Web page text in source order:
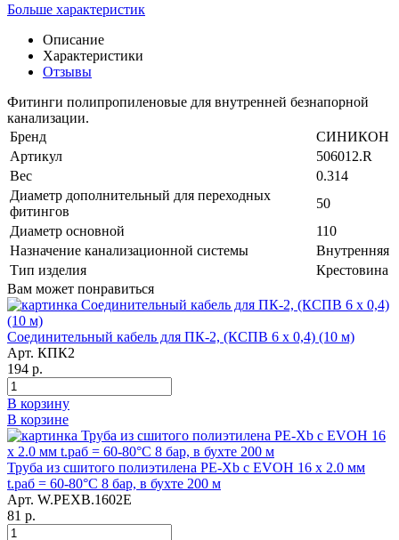
Больше характеристик
Описание
Характеристики
Отзывы
Фитинги полипропиленовые для внутренней безнапорной
канализации.
Бренд
СИНИКОН
Артикул
506012.R
Вес
0.314
Диаметр дополнительный для переходных
фитингов
50
Диаметр основной
110
Назначение канализационной системы
Внутренняя
Тип изделия
Крестовина
Вам может понравиться
Соединительный кабель для ПК-2, (КСПВ 6 х 0,4) (10 м)
Арт. КПК2
194 р.
В корзину
В корзине
Труба из сшитого полиэтилена PE-Xb с EVOH 16 x 2.0 мм
t.раб = 60-80°C 8 бар, в бухте 200 м
Арт. W.PEXB.1602E
81 р.